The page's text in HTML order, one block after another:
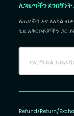
ለጋዜጣችን
ለጤናችን እና ለአካል
ጊዜ አቅርቦቶቻችን ጋር
Refund/Return/